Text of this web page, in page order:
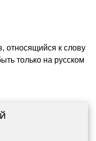
относящийся к слову
только на русском